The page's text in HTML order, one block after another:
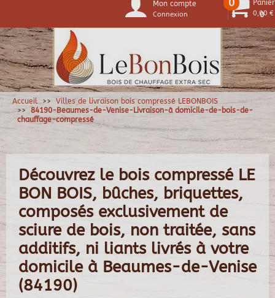
0
Mon compte
Connexion
0 Panier
0,00 €
Accueil
Villes de livraison bois compressé LEBONBOIS
84190-Beaumes-de-Venise-Livraison-à domicile-de-bois-de-
chauffage-compressé
Découvrez le bois compressé LE
BON BOIS, bûches, briquettes,
composés exclusivement de
sciure de bois, non traitée, sans
additifs, ni liants livrés à votre
domicile à Beaumes-de-Venise
(84190)